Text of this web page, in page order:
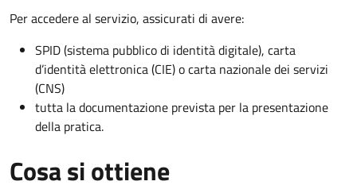
Per accedere al servizio, assicurati di avere:
SPID (sistema pubblico di identità digitale), carta
d’identità elettronica (CIE) o carta nazionale dei servizi
(CNS)
tutta la documentazione prevista per la presentazione
della pratica.
Cosa si ottiene